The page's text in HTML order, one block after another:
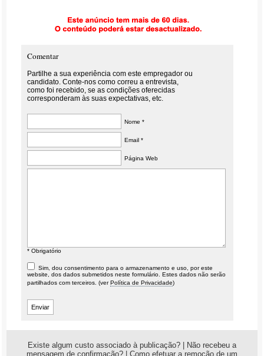
Comentar
Partilhe a sua experiência com este empregador ou
candidato. Conte-nos como correu a entrevista,
como foi recebido, se as condições oferecidas
corresponderam às suas expectativas, etc.
Nome *
Email *
Página Web
* Obrigatório
Sim, dou consentimento para o armazenamento e uso, por este
website, dos dados submetidos neste formulário. Estes dados não serão
partilhados com terceiros. (verPolítica de Privacidade)
Existe algum custo associado à publicação?
Não recebeu a
mensagem de confirmação?
Como efetuar a remoção de um